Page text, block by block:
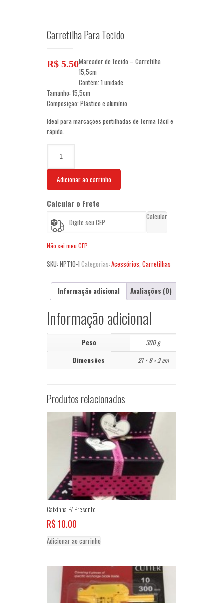
Carretilha Para Tecido
R$ 5.50Marcador de Tecido – Carretilha
15,5cm
Contém: 1 unidade
Tamanho: 15,5cm
Composição: Plástico e alumínio
Ideal para marcações pontilhadas de forma fácil e
rápida.
Para
Tecido
quantidade
Adicionar ao carrinho
Calcular o Frete
Calcular
Não sei meu CEP
SKU: NPT10-1 Categorias: Acessórios Carretilhas
Informação adicional Avaliações (0)
Informação adicional
Peso
300 g
Dimensões
21 × 8 × 2 cm
Produtos relacionados
Caixinha P/ Presente
R$10.00
Adicionar ao carrinho